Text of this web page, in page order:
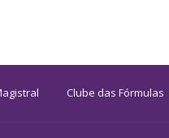
Clube das Fórmulas